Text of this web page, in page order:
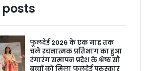
फूलदेई 2026 के एक माह तक
चले रचनात्मक प्रतिभाग का हुआ
रंगारंग समापन प्रदेश के श्रेष्ठ सौ
बच्चों को मिला फूलदेई पुरुस्कार